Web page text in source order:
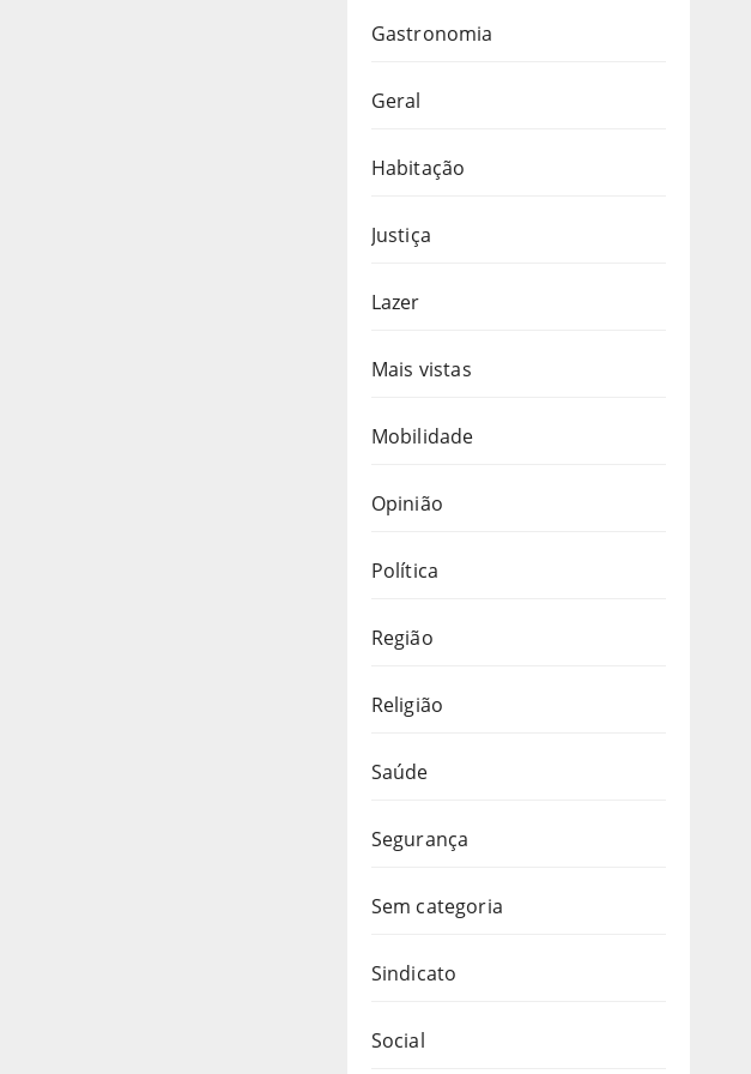
Gastronomia
Geral
Habitação
Justiça
Lazer
Mais vistas
Mobilidade
Opinião
Política
Região
Religião
Saúde
Segurança
Sem categoria
Sindicato
Social